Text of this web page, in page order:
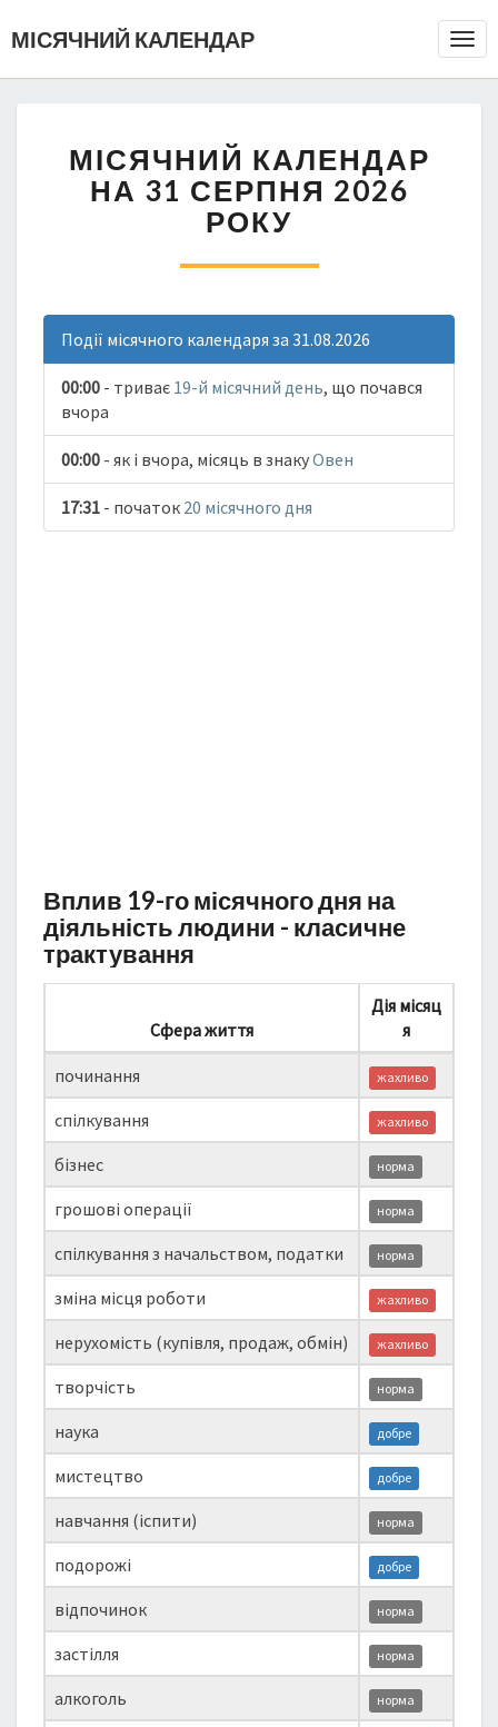
МІСЯЧНИЙ КАЛЕНДАР
МІСЯЧНИЙ КАЛЕНДАР
НА 31 СЕРПНЯ 2026
РОКУ
Події місячного календаря за 31.08.2026
00:00 - триває 19-й місячний день, що почався
вчора
00:00 - як і вчора, місяць в знакуОвен
17:31 - початок 20 місячного дня
Вплив 19-го місячного дня на
діяльність людини - класичне
трактування
Сфера життя
Дія місяц
я
починання жахливо
спілкування жахливо
бізнес норма
грошові операції норма
спілкування з начальством, податки норма
зміна місця роботи жахливо
нерухомість (купівля, продаж, обмін) жахливо
творчість норма
наука добре
мистецтво добре
навчання (іспити) норма
подорожі добре
відпочинок норма
застілля норма
алкоголь норма